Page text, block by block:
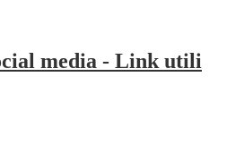
media - Link utili